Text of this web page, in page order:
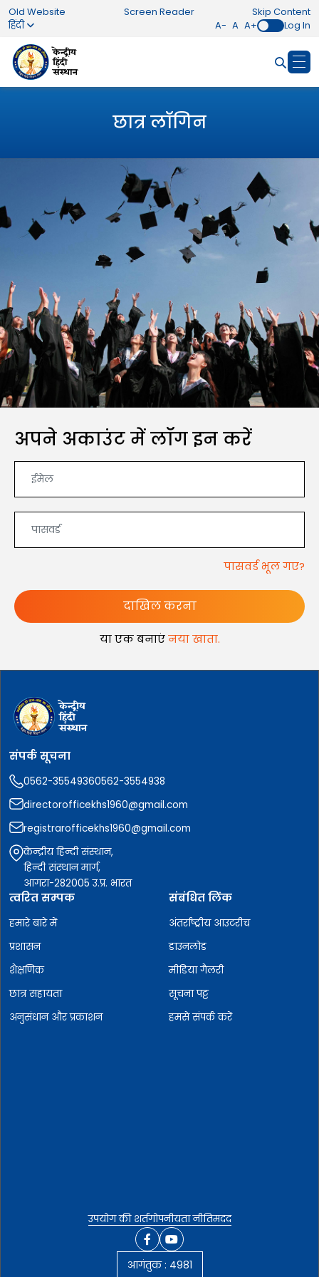
Old Website Screen Reader
Skip Content
हिंदी
A- A A+ Log In
छात्र लॉगिन
अपने अकाउंट में लॉग इन करें
पासवर्ड भूल गए?
दाखिल करना
या एक बनाएंनया खाता.
संपर्क सूचना
0562-35549360562-3554938
directorofficekhs1960@gmail.com
registrarofficekhs1960@gmail.com
केन्द्रीय हिन्दी संस्थान,
हिन्दी संस्थान मार्ग,
आगरा-282005 उ.प्र. भारत
त्वरित सम्पक
हमारे बारे में
प्रशासन
शैक्षणिक
छात्र सहायता
अनुसंधान और प्रकाशन
संबंधित लिंक
अंतर्राष्ट्रीय आउटरीच
डाउनलोड
मीडिया गैलरी
सूचना पट्ट
हमसे संपर्क करें
उपयोग की शर्तगोपनीयता नीतिमदद
आगंतुक : 4981